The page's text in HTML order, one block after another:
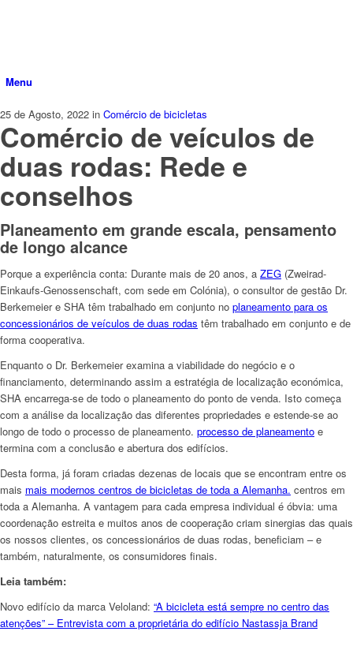
Menu
25 de Agosto, 2022 in Comércio de bicicletas
Comércio de veículos de
duas rodas: Rede e
conselhos
Planeamento em grande escala, pensamento
de longo alcance
Porque a experiência conta: Durante mais de 20 anos, a ZEG (Zweirad-
Einkaufs-Genossenschaft, com sede em Colónia), o consultor de gestão Dr.
Berkemeier e SHA têm trabalhado em conjunto no planeamento para os
concessionários de veículos de duas rodas têm trabalhado em conjunto e de
forma cooperativa.
Enquanto o Dr. Berkemeier examina a viabilidade do negócio e o
financiamento, determinando assim a estratégia de localização económica,
SHA encarrega-se de todo o planeamento do ponto de venda. Isto começa
com a análise da localização das diferentes propriedades e estende-se ao
longo de todo o processo de planeamento. processo de planeamento e
termina com a conclusão e abertura dos edifícios.
Desta forma, já foram criadas dezenas de locais que se encontram entre os
mais mais modernos centros de bicicletas de toda a Alemanha. centros em
toda a Alemanha. A vantagem para cada empresa individual é óbvia: uma
coordenação estreita e muitos anos de cooperação criam sinergias das quais
os nossos clientes, os concessionários de duas rodas, beneficiam – e
também, naturalmente, os consumidores finais.
Leia também:
Novo edifício da marca Veloland: “A bicicleta está sempre no centro das
atenções” – Entrevista com a proprietária do edifício Nastassja Brand